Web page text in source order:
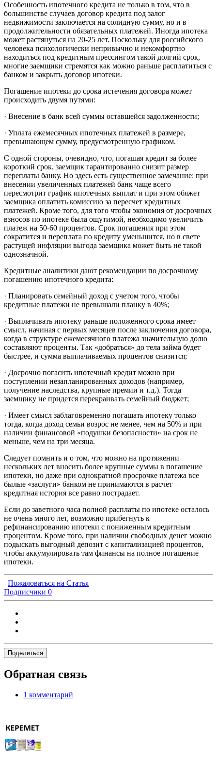
Особенность ипотечного кредита не только в том, что в
большинстве случаев договор кредита под залог
недвижимости заключается на солидную сумму, но и в
продолжительности обязательных платежей. Иногда ипотека
может растянуться на 20-25 лет. Поскольку для российского
человека психологически непривычно и некомфортно
находиться под кредитным прессингом такой долгий срок,
многие заемщики стремятся как можно раньше расплатиться с
банком и закрыть договор ипотеки.
Погашение ипотеки до срока истечения договора может
происходить двумя путями:
· Внесение в банк всей суммы оставшейся задолженности;
· Уплата ежемесячных ипотечных платежей в размере,
превышающем сумму, предусмотренную графиком.
С одной стороны, очевидно, что, погашая кредит за более
короткий срок, заемщик гарантированно снизит размер
переплаты банку. Но здесь есть существенное замечание: при
внесении увеличенных платежей банк чаще всего
пересмотрит график ипотечных выплат и при этом обяжет
заемщика оплатить комиссию за пересчет кредитных
платежей. Кроме того, для того чтобы экономия от досрочных
взносов по ипотеке была ощутимой, необходимо увеличить
платеж на 50-60 процентов. Срок погашения при этом
сократится и переплата по кредиту уменьшится, но в свете
растущей инфляции выгода заемщика может быть не такой
однозначной.
Кредитные аналитики дают рекомендации по досрочному
погашению ипотечного кредита:
· Планировать семейный доход с учетом того, чтобы
кредитные платежи не превышали планку в 40%;
· Выплачивать ипотеку раньше положенного срока имеет
смысл, начиная с первых месяцев после заключения договора,
когда в структуре ежемесячного платежа значительную долю
составляют проценты. Так «добраться» до тела займа будет
быстрее, и сумма выплачиваемых процентов снизится;
· Досрочно погасить ипотечный кредит можно при
поступлении незапланированных доходов (например,
получение наследства, крупные премии и т.д.). Тогда
заемщику не придется перекраивать семейный бюджет;
· Имеет смысл заблаговременно погашать ипотеку только
тогда, когда доход семьи возрос не менее, чем на 50% и при
наличии финансовой «подушки безопасности» на срок не
меньше, чем на три месяца.
Следует помнить и о том, что можно на протяжении
нескольких лет вносить более крупные суммы в погашение
ипотеки, но даже при однократной просрочке платежа все
былые «заслуги» банком не принимаются в расчет –
кредитная история все равно пострадает.
Если до заветного часа полной расплаты по ипотеке осталось
не очень много лет, возможно прибегнуть к
рефинансированию ипотеки с пониженным кредитным
процентом. Кроме того, при наличии свободных денег можно
подыскать выгодный депозит с капитализацией процентов,
чтобы аккумулировать там финансы на полное погашение
ипотеки.
Пожаловаться на Статья
Подписчики 0
Поделиться
Обратная связь
1 комментарий